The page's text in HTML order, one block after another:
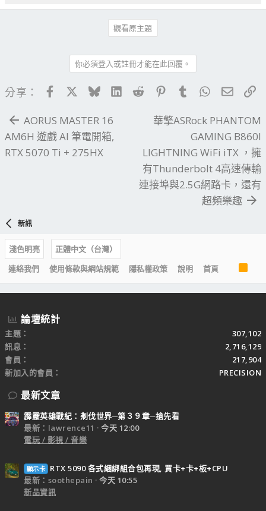
觀看原主題
你必須登入或註冊才能在此回覆。
分享： FacebookBlueskyLinkedIn
Reddit PinterestTumblrWhatsApp
電子
AORUS MASTER 16
AM6H 遊戲 AI 筆電開箱,
RTX 5070 Ti + 275HX
華擎ASRock PHANTOM
GAMING B860I
LIGHTNING WiFi iTX ，擁
有Thunderbolt 4高速傳輸
連接埠與2.5G網路卡，還有
超頻樂趣
新訊
淺色明亮
正體中文（台灣）
連絡我們
使用條款與網站規範 隱私權政策 說明 首頁
R
S
S
論壇統計
主題
307,102
訊息
2,716,129
會員
217,904
新加入的會員
PRECISION
最新文章
霹靂英雄戰紀：刜伐世界─第３９章─搶先看
最新：lawrence11
今天 12:00
電玩 / 影視 / 音樂
顯示卡
RTX 5090 各式綑綁組合包再現, 買卡+卡+板+CPU
最新：soothepain
今天 10:55
新品資訊